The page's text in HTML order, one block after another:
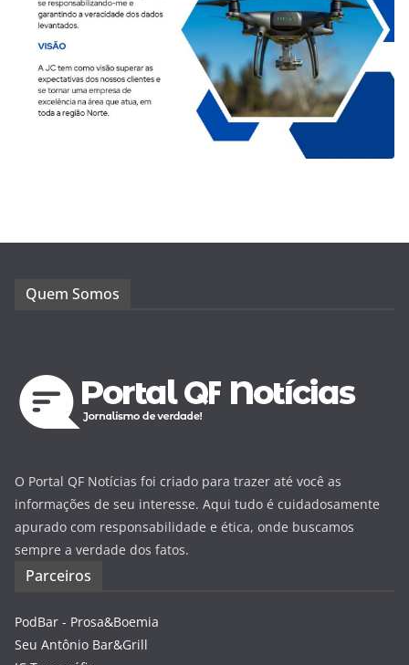
Quem Somos
O Portal QF Notícias foi criado para trazer até você as
informações de seu interesse. Aqui tudo é cuidadosamente
apurado com responsabilidade e ética, onde buscamos
sempre a verdade dos fatos.
Parceiros
PodBar - Prosa&Boemia
Seu Antônio Bar&Grill